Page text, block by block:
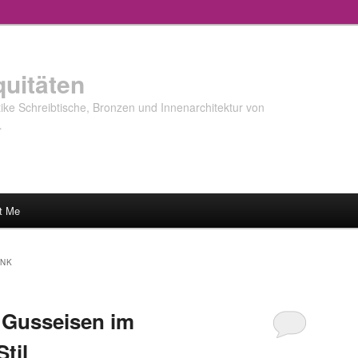
Schreibtische, Bronzen und Innenarchitektur von
Me
im